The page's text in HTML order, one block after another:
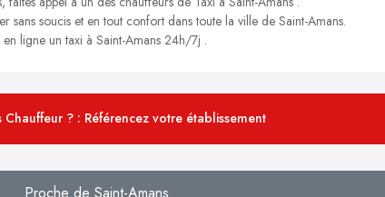
sans soucis et en tout confort dans toute la ville de Saint-Amans.
ligne un taxi à Saint-Amans 24h/7j .
Chauffeur ? : Référencez votre établissement
Proche de Saint-Amans